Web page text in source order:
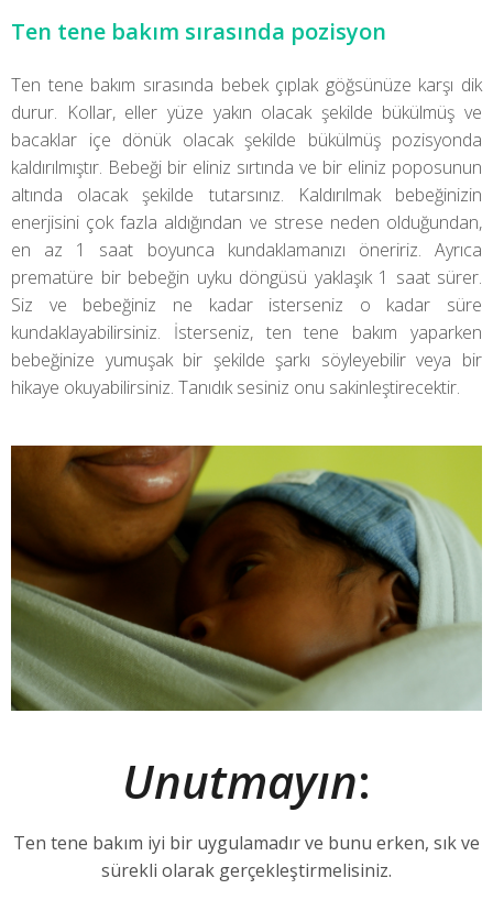
Ten tene bakım sırasında pozisyon
Ten tene bakım sırasında bebek çıplak göğsünüze karşı dik
durur. Kollar, eller yüze yakın olacak şekilde bükülmüş ve
bacaklar içe dönük olacak şekilde bükülmüş pozisyonda
kaldırılmıştır. Bebeği bir eliniz sırtında ve bir eliniz poposunun
altında olacak şekilde tutarsınız. Kaldırılmak bebeğinizin
enerjisini çok fazla aldığından ve strese neden olduğundan,
en az 1 saat boyunca kundaklamanızı öneririz. Ayrıca
prematüre bir bebeğin uyku döngüsü yaklaşık 1 saat sürer.
Siz ve bebeğiniz ne kadar isterseniz o kadar süre
kundaklayabilirsiniz. İsterseniz, ten tene bakım yaparken
bebeğinize yumuşak bir şekilde şarkı söyleyebilir veya bir
hikaye okuyabilirsiniz. Tanıdık sesiniz onu sakinleştirecektir.
Unutmayın:
Ten tene bakım iyi bir uygulamadır ve bunu erken, sık ve
sürekli olarak gerçekleştirmelisiniz.